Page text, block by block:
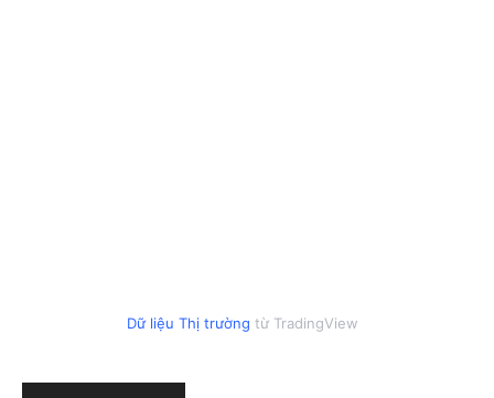
Dữ liệu Thị trường từ TradingView